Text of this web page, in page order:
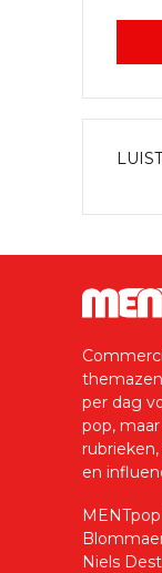
per dag
pop,
en
Niels